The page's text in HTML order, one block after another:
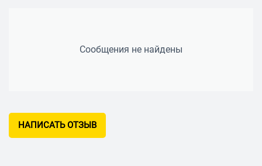
Сообщения не найдены
НАПИСАТЬ ОТЗЫВ